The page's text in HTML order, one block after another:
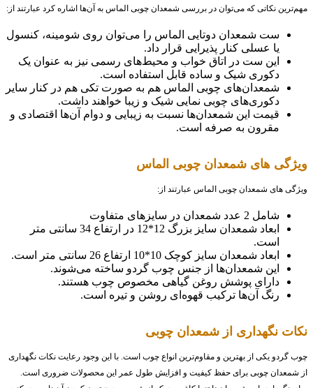
مهم‌ترین نکاتی که می‌توان در بررسی شمعدان چوبی الماس به آن‌ها اشاره کرد عبارتند از:
ست شمعدان دوتایی الماس را می‌توان روی شومینه، کنسول
یا عسلی کنار پذیرایی قرار داد.
این ست در اتاق خواب و محیط‌های رسمی نیز به عنوان یک
دکوری شیک و ساده قابل استفاده است.
شمعدان‌های چوبی الماس هم به صورت تکی هم در کنار سایر
دکوری‌های چوبی نمایی شیک و زیبا خواهند داشت.
قیمت این شمعدان‌ها نسبت به زیبایی و دوام آن‌ها اقتصادی و
مقرون به صرفه است.
ویژگی های شمعدان چوبی الماس
ویژگی های شمعدان چوبی الماس عبارتند از:
شامل 2 عدد شمعدان در سایزهای متفاوت
ابعاد شمعدان سایز بزرگ 12*12 در ارتفاع 34 سانتی متر
است.
ابعاد شمعدان سایز کوچک 10*10 ارتفاع 26 سانتی متر است.
این شمعدان‌ها از جنس چوب گردو ساخته می‌شوند.
دارای پوشش روغن گیاهی مخصوص چوب هستند.
رنگ‌ آن‌ها ترکیب قهوه‌ای روشن و تیره است.
نکات نگهداری از شمعدان چوبی
چوب گردو یکی از بهترین و مقاوم‌ترین انواع چوب است. با این وجود رعایت نکات نگهداری
از شمعدان چوبی برای حفظ کیفیت و افزایش طول عمر این محصولات ضروری است.